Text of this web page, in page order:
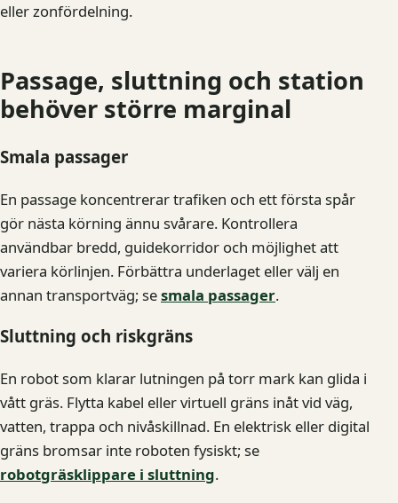
eller zonfördelning.
Passage, sluttning och station
behöver större marginal
Smala passager
En passage koncentrerar trafiken och ett första spår
gör nästa körning ännu svårare. Kontrollera
användbar bredd, guidekorridor och möjlighet att
variera körlinjen. Förbättra underlaget eller välj en
annan transportväg; sesmala passager.
Sluttning och riskgräns
En robot som klarar lutningen på torr mark kan glida i
vått gräs. Flytta kabel eller virtuell gräns inåt vid väg,
vatten, trappa och nivåskillnad. En elektrisk eller digital
gräns bromsar inte roboten fysiskt; se
robotgräsklippare i sluttning.